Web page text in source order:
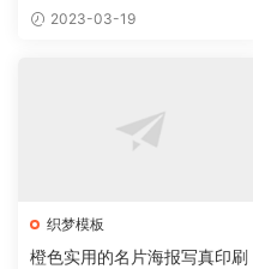
码 2023-03-19
织梦模板
橙色实用的名片海报写真印刷